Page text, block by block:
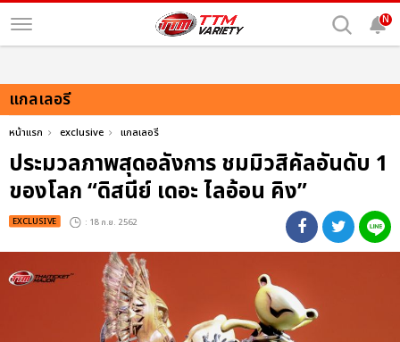
N
แกลเลอรี
หน้าแรก exclusive แกลเลอรี
ประมวลภาพสุดอลังการ ชมมิวสิคัลอันดับ 1
ของโลก “ดิสนีย์ เดอะ ไลอ้อน คิง”
EXCLUSIVE : 18 ก.ย. 2562